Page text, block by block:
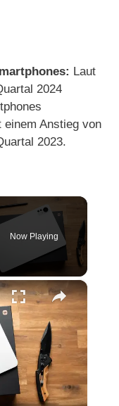
Laut
2024
Anstieg von
2023.
Now Playing
×